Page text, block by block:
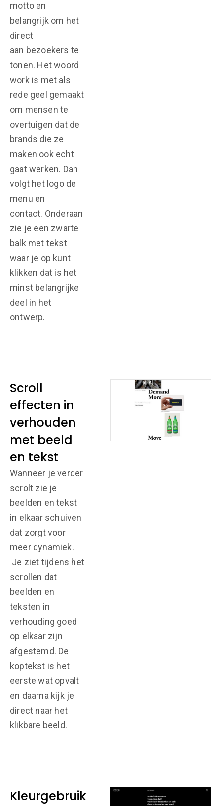
motto en
belangrijk om het
direct
aan bezoekers te
tonen. Het woord
work is met als
rede geel gemaakt
om mensen te
overtuigen dat de
brands die ze
maken ook echt
gaat werken. Dan
volgt het logo de
menu en
contact. Onderaan
zie je een zwarte
balk met tekst
waar je op kunt
klikken dat is het
minst belangrijke
deel in het
ontwerp.
Scroll
effecten in
verhouden
met beeld
en tekst
Wanneer je verder
scrolt zie je
beelden en tekst
in elkaar schuiven
dat zorgt voor
meer dynamiek.
Je ziet tijdens het
scrollen dat
beelden en
teksten in
verhouding goed
op elkaar zijn
afgestemd. De
koptekst is het
eerste wat opvalt
en daarna kijk je
direct naar het
klikbare beeld.
Kleurgebruik